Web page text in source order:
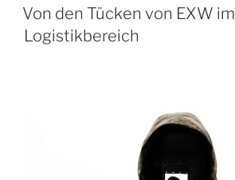
AM
Von den Tücken von EXW im
Logistikbereich